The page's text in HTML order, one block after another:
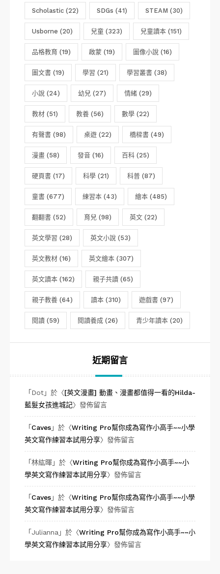
Scholastic (22) SDGs (41) STEAM (30)
Usborne (20) 兒童 (323) 兒童讀本 (151)
品格教育 (19) 啟蒙 (19) 圖像小說 (16)
圖文書 (19) 學習 (21) 學習叢書 (38)
小說 (24) 幼兒 (27) 情緒 (29)
教材 (51) 教養 (56) 數學 (22)
有聲書 (98) 桌遊 (22) 橋樑書 (49)
漫畫 (58) 發音 (16) 百科 (25)
硬頁書 (17) 科學 (21) 科普 (87)
童書 (677) 練習本 (43) 繪本 (485)
翻翻書 (52) 育兒 (98) 英文 (22)
英文學習 (28) 英文小說 (53)
英文教材 (16) 英文繪本 (307)
英文讀本 (162) 親子共讀 (65)
親子教養 (64) 讀本 (310) 遊戲書 (97)
閱讀 (59) 閱讀養成 (26) 青少年讀本 (20)
近期留言
「 Dot」於〈[英文漫畫] 動畫、漫畫都值得一看的Hilda-
藍髮女孩進城記〉發佈留言
「 Caves」於〈Writing Pro幫你成為寫作小高手~~小學
英文寫作練習本試用分享〉發佈留言
「林紘暉」於〈Writing Pro幫你成為寫作小高手~~小
學英文寫作練習本試用分享〉發佈留言
「 Caves」於〈Writing Pro幫你成為寫作小高手~~小學
英文寫作練習本試用分享〉發佈留言
「 Julianna」於〈Writing Pro幫你成為寫作小高手~~小
學英文寫作練習本試用分享〉發佈留言